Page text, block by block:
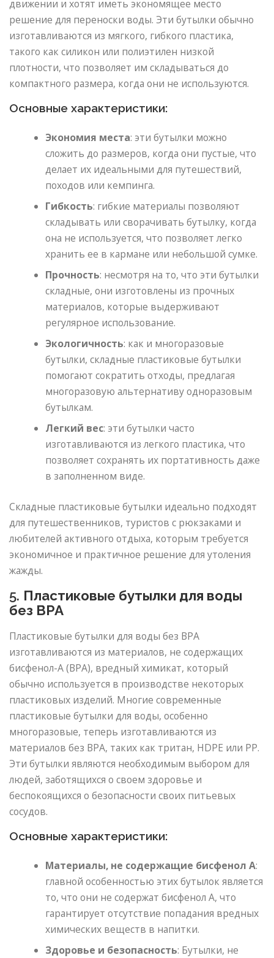
движении и хотят иметь экономящее место
решение для переноски воды. Эти бутылки обычно
изготавливаются из мягкого, гибкого пластика,
такого как силикон или полиэтилен низкой
плотности, что позволяет им складываться до
компактного размера, когда они не используются.
Основные характеристики:
Экономия места: эти бутылки можно
сложить до размеров, когда они пустые, что
делает их идеальными для путешествий,
походов или кемпинга.
Гибкость: гибкие материалы позволяют
складывать или сворачивать бутылку, когда
она не используется, что позволяет легко
хранить ее в кармане или небольшой сумке.
Прочность: несмотря на то, что эти бутылки
складные, они изготовлены из прочных
материалов, которые выдерживают
регулярное использование.
Экологичность: как и многоразовые
бутылки, складные пластиковые бутылки
помогают сократить отходы, предлагая
многоразовую альтернативу одноразовым
бутылкам.
Легкий вес: эти бутылки часто
изготавливаются из легкого пластика, что
позволяет сохранять их портативность даже
в заполненном виде.
Складные пластиковые бутылки идеально подходят
для путешественников, туристов с рюкзаками и
любителей активного отдыха, которым требуется
экономичное и практичное решение для утоления
жажды.
5. Пластиковые бутылки для воды
без BPA
Пластиковые бутылки для воды без BPA
изготавливаются из материалов, не содержащих
бисфенол-А (BPA), вредный химикат, который
обычно используется в производстве некоторых
пластиковых изделий. Многие современные
пластиковые бутылки для воды, особенно
многоразовые, теперь изготавливаются из
материалов без BPA, таких как тритан, HDPE или PP.
Эти бутылки являются необходимым выбором для
людей, заботящихся о своем здоровье и
беспокоящихся о безопасности своих питьевых
сосудов.
Основные характеристики:
Материалы, не содержащие бисфенол А:
главной особенностью этих бутылок является
то, что они не содержат бисфенол А, что
гарантирует отсутствие попадания вредных
химических веществ в напитки.
Здоровье и безопасность: Бутылки, не